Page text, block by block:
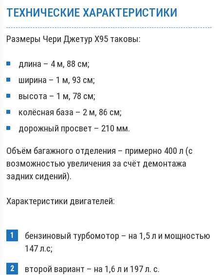
ТЕХНИЧЕСКИЕ ХАРАКТЕРИСТИКИ
Размеры Чери Джетур X95 таковы:
длина – 4 м, 88 см;
ширина – 1 м, 93 см;
высота – 1 м, 78 см;
колёсная база – 2 м, 86 см;
дорожный просвет – 210 мм.
Объём багажного отделения – примерно 400 л (с
возможностью увеличения за счёт демонтажа
задних сидений).
Характеристики двигателей:
бензиновый турбомотор – на 1,5 л и мощностью
147 л.с;
второй вариант – на 1,6 л и 197 л. с.